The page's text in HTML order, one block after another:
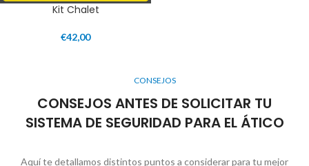
Kit Chalet
€42,00
CONSEJOS
CONSEJOS ANTES DE SOLICITAR TU
SISTEMA DE SEGURIDAD PARA EL ÁTICO
Aquí te detallamos distintos puntos a considerar para tu mejor